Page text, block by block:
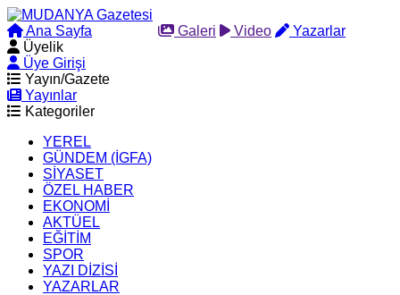
Ana Sayfa Galeri Video
Yazarlar
Üyelik
Üye Girişi
Yayın/Gazete
Yayınlar
Kategoriler
YEREL
GÜNDEM (İGFA)
SİYASET
ÖZEL HABER
EKONOMİ
AKTÜEL
EĞİTİM
SPOR
YAZI DİZİSİ
YAZARLAR